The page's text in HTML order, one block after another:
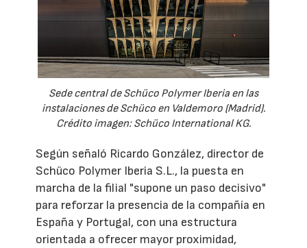
Sede central de Schüco Polymer Iberia en las
instalaciones de Schüco en Valdemoro (Madrid).
Crédito imagen: Schüco International KG.
Según señaló Ricardo González, director de
Schüco Polymer Iberia S.L., la puesta en
marcha de la filial "supone un paso decisivo"
para reforzar la presencia de la compañía en
España y Portugal, con una estructura
orientada a ofrecer mayor proximidad,